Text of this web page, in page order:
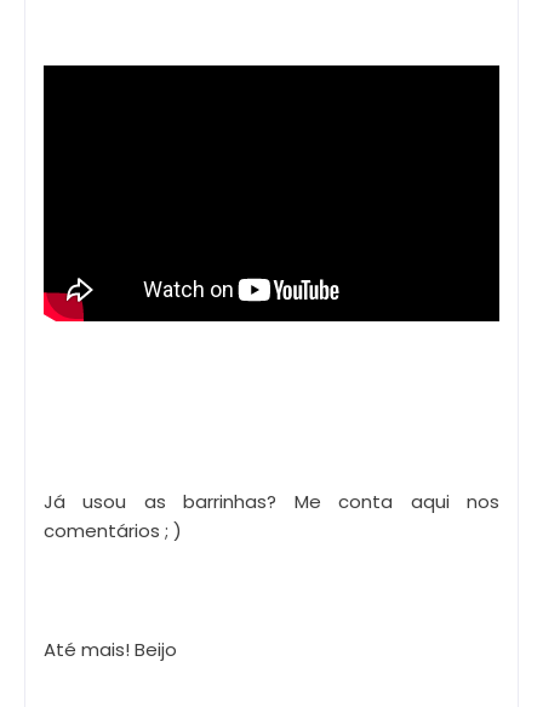
Já usou as barrinhas? Me conta aqui nos
comentários ; )
Até mais! Beijo